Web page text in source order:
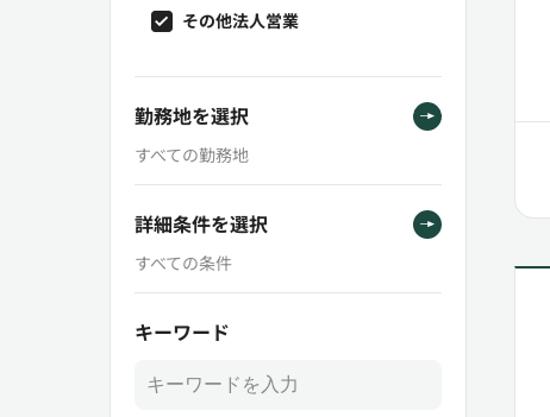
その他法人営業
勤務地を選択
すべての勤務地
詳細条件を選択
すべての条件
キーワード